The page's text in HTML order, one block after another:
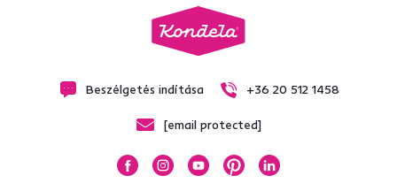
Beszélgetés indítása +36 20 512 1458
[email protected]